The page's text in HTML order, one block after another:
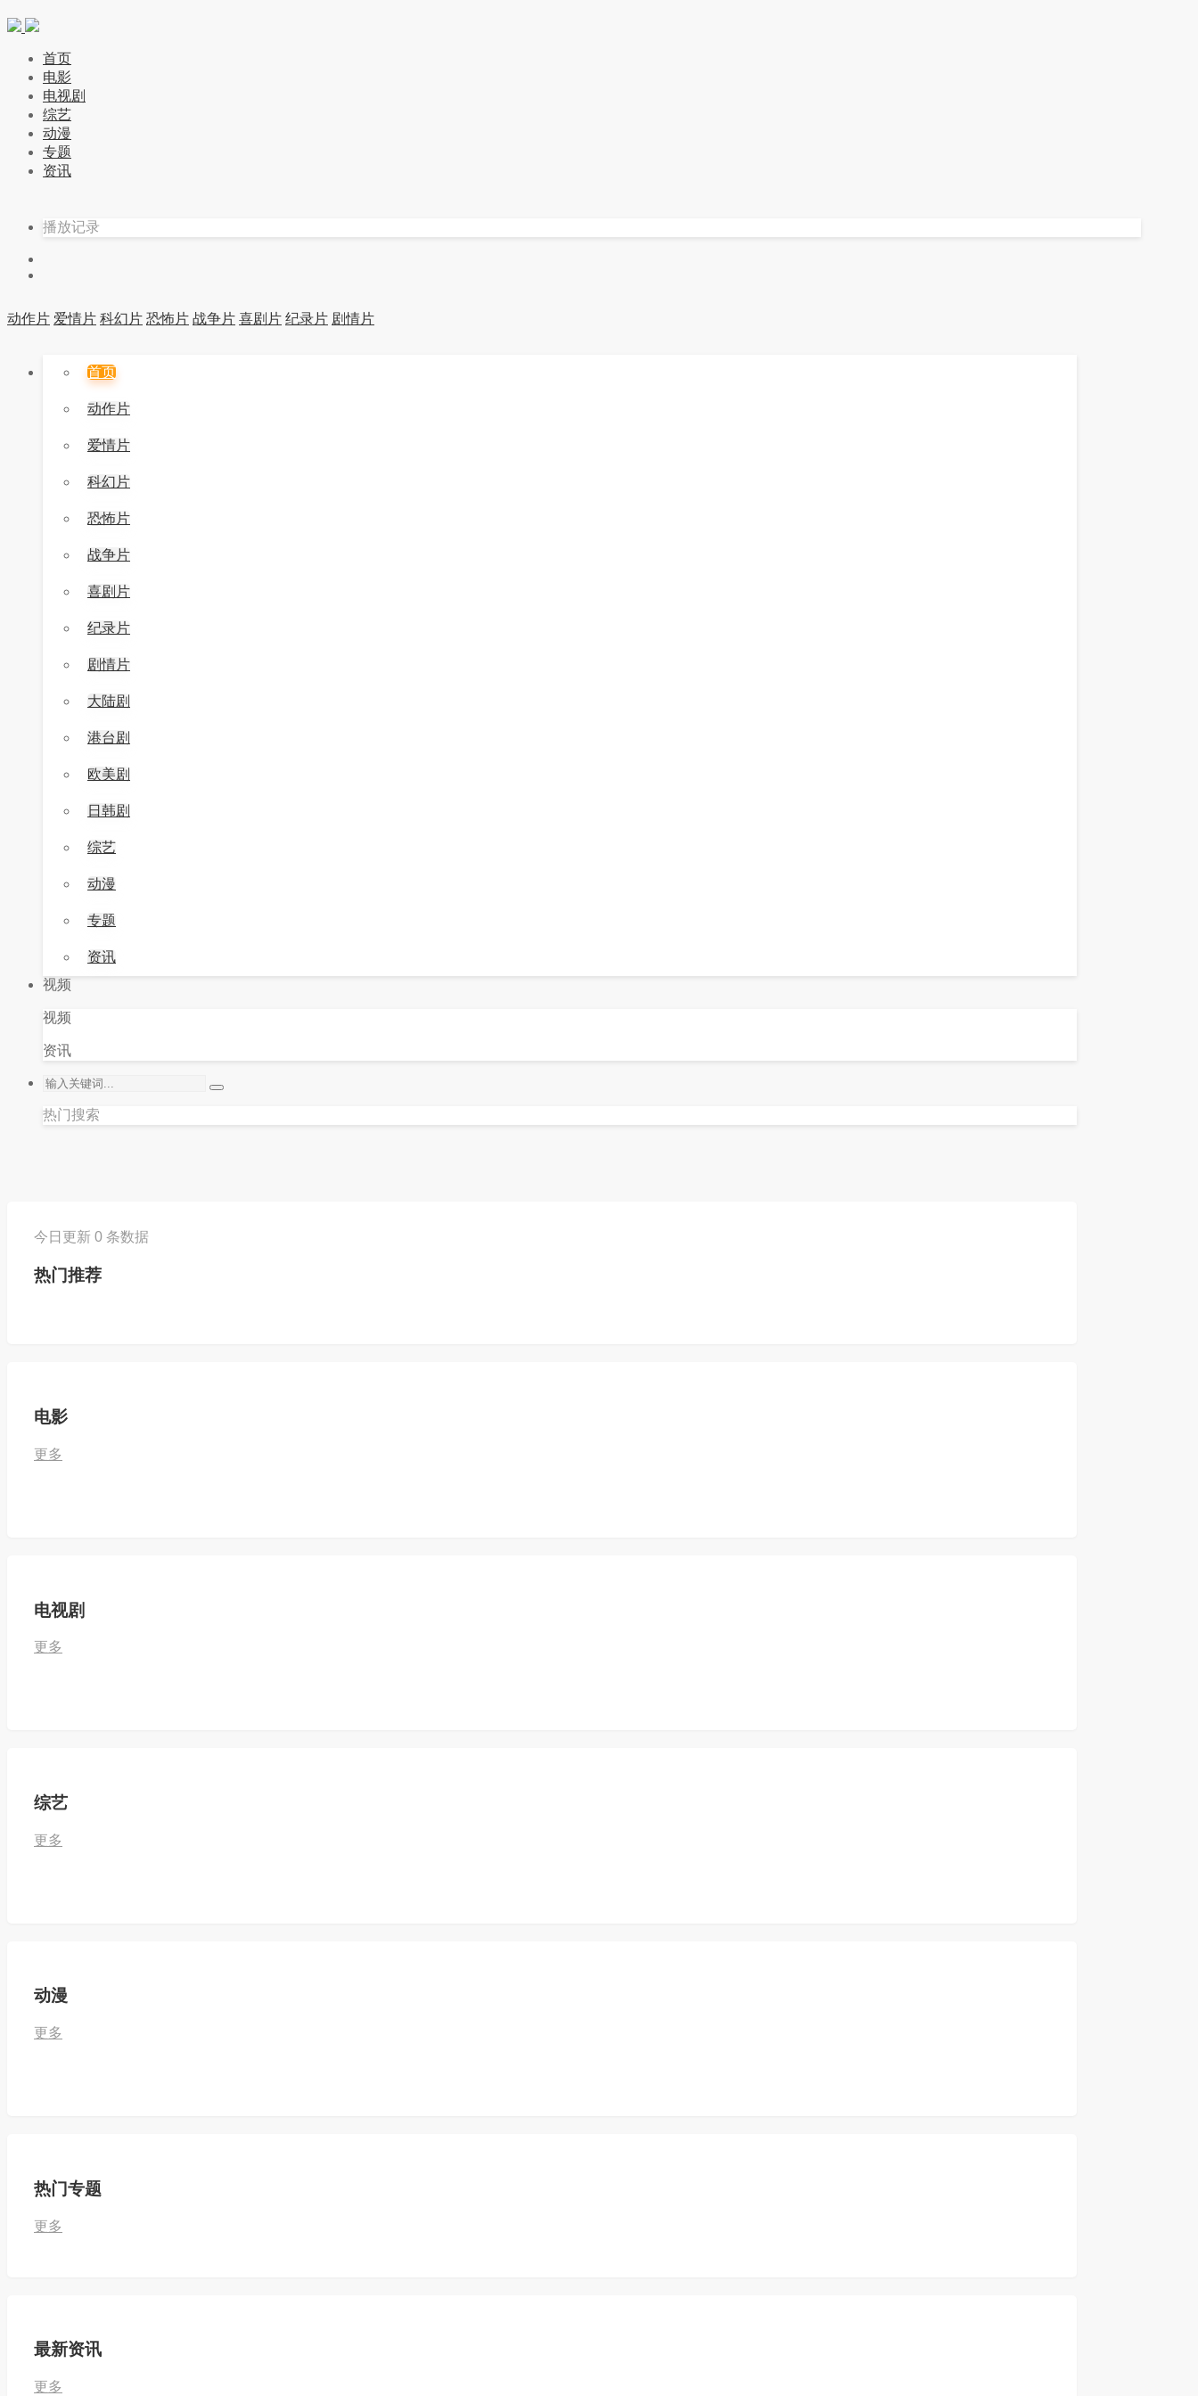
首页
电影
电视剧
综艺
动漫
专题
资讯
播放记录
动作片 爱情片 科幻片 恐怖片 战争片 喜剧片 纪录片 剧情片
首页
动作片
爱情片
科幻片
恐怖片
战争片
喜剧片
纪录片
剧情片
大陆剧
港台剧
欧美剧
日韩剧
综艺
动漫
专题
资讯
视频
视频
资讯
热门搜索
今日更新 0 条数据
热门推荐
电影
更多
电视剧
更多
综艺
更多
动漫
更多
热门专题
更多
最新资讯
更多